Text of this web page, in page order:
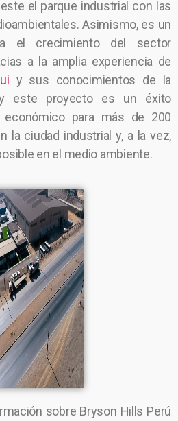
el parque industrial con las
Asimismo, es un
el crecimiento del sector
a la amplia experiencia de
y sus conocimientos de la
este proyecto es un éxito
económico para más de 200
la ciudad industrial y, a la vez,
en el medio ambiente.
sobre Bryson Hills Perú